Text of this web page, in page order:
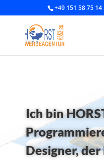
+49 151 58 75 14
Ich bin
Designer,